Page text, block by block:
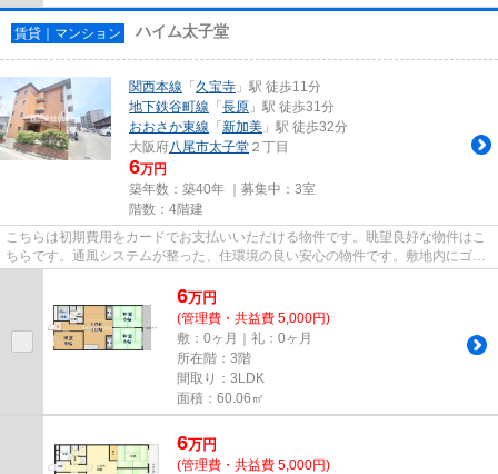
賃貸｜マンション ハイム太子堂
関西本線 「久宝寺 」駅 徒歩11分
地下鉄谷町線 「長原 」駅 徒歩31分
おおさか東線 「新加美 」駅 徒歩32分
大阪府八尾市太子堂 ２丁目
6万円
築年数：築40年 ｜募集中： 3室
階数：4階建
こちらは初期費用をカードでお支払いいただける物件です。眺望良好な物件はこ
ちらです。通風システムが整った、住環境の良い安心の物件です。敷地内にゴミ
置き場を備えているので、遠...
6万円
(管理費・共益費 5,000円)
敷：0ヶ月｜礼：0ヶ月
所在階：3階
間取り：3LDK
面積：60.06㎡
6万円
(管理費・共益費 5,000円)